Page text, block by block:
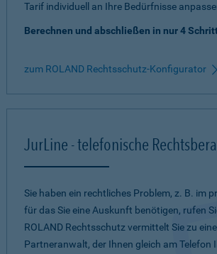
Tarif individuell an Ihre Bedürfnisse
Berechnen und abschließen in nur 4
zum ROLAND Rechtsschutz-Konfigurator
JurLine - telefonische
Sie haben ein rechtliches Problem, z. B. im
für das Sie eine Auskunft benötigen, rufen
ROLAND Rechtsschutz vermittelt Sie zu
Partneranwalt, der Ihnen gleich am Telefon